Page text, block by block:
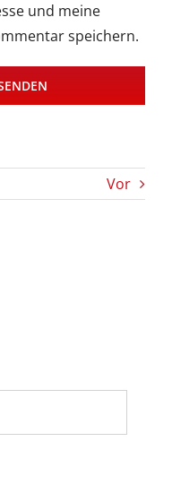
und meine
speichern.
Vor